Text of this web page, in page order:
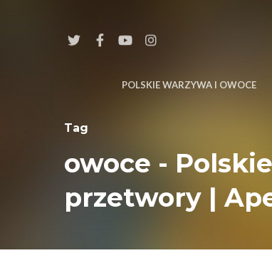
POLSKIE WARZYWA I OWOCE
Tag
owoce -
przetwory |